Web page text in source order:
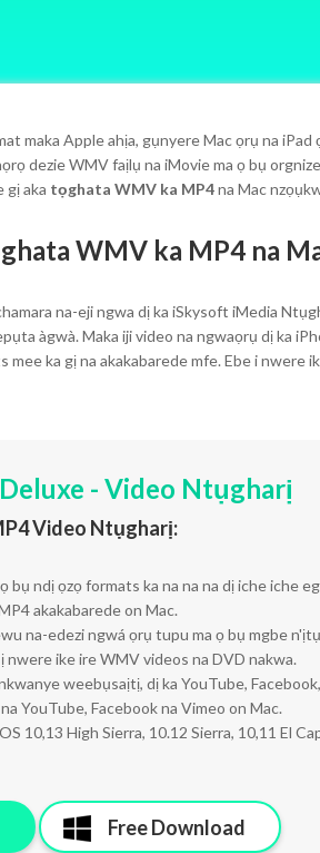
maka Apple ahịa, gụnyere Mac ọrụ na
dezie WMV faịlụ na iMovie ma ọ bụ
gị aka tọghata WMV ka MP4na Mac
WMV ka MP4 na
na-eji ngwa dị ka iSkysoft iMedia
àgwà. Maka iji video na ngwaọrụ dị ka
ka gị na akakabarede mfe. Ebe i nwere
- Video Ntụgharị
Video Ntụgharị:
bụ ndị ọzọ formats ka na na na dị iche iche
akakabarede on Mac.
na-edezi ngwá ọrụ tupu ma ọ bụ mgbe
nwere ike ire WMV videos na DVD nakwa.
weebụsaịtị, dị ka YouTube,
YouTube, Facebook na Vimeo on Mac.
10,13 High Sierra, 10.12 Sierra, 10,11 El
Free Download